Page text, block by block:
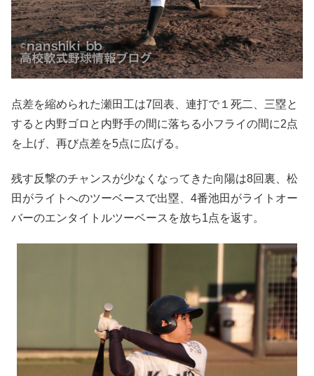
点差を縮められた瀬田工は7回表、連打で１死二、三塁と
すると内野ゴロと内野手の間に落ちる小フライの間に2点
を上げ、再び点差を5点に広げる。
残す反撃のチャンスが少なくなってきた向陽は8回裏、松
田がライトへのツーベースで出塁、4番池田がライトオー
バーのエンタイトルツーベースを放ち1点を返す。